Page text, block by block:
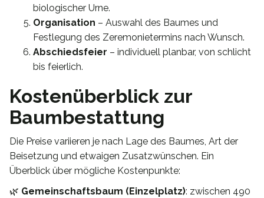
biologischer Urne.
Organisation – Auswahl des Baumes und
Festlegung des Zeremonietermins nach Wunsch.
Abschiedsfeier – individuell planbar, von schlicht
bis feierlich.
Kostenüberblick zur
Baumbestattung
Die Preise variieren je nach Lage des Baumes, Art der
Beisetzung und etwaigen Zusatzwünschen. Ein
Überblick über mögliche Kostenpunkte:
🌿 Gemeinschaftsbaum (Einzelplatz): zwischen 490